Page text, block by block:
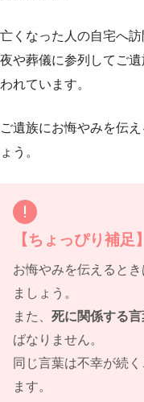
亡くなった人の自宅へ
夜や葬儀に参列してご
われています。
ご遺族にお悔やみを伝
ょう。
【ちょっぴり補
お悔やみを伝えるとき
ましょう。
また、 死に関係する言
ばなりません。
同じ言葉は不幸が続
ます。